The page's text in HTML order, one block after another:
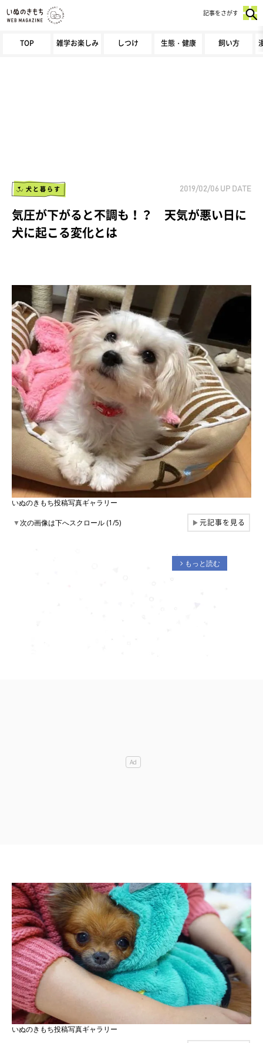
TOP 雑学お楽しみ しつけ 生態・健康 飼い方
記事をさがす
犬と暮らす 2019/02/06 UP DATE
気圧が下がると不調も！？ 天気が悪い日に
犬に起こる変化とは
いぬのきもち投稿写真ギャラリー
▼次の画像は下へスクロール (1/5) ▶元記事を見る
arrow_forward_ios もっと読む
いぬのきもち投稿写真ギャラリー